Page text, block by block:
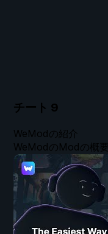
チート 9
WeModの紹介
WeModのModの概要